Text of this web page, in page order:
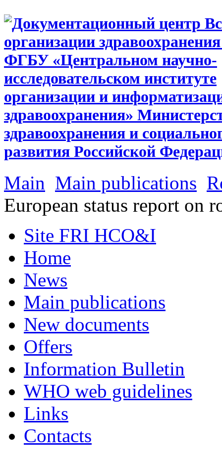
Main Main publications
European status report on
Site FRI HCO&I
Home
News
Main publications
New documents
Offers
Information Bulletin
WHO web guidelines
Links
Contacts